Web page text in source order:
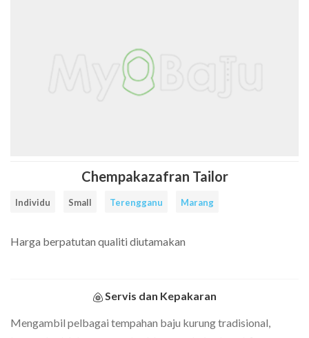
Chempakazafran Tailor
Individu Small Terengganu Marang
Harga berpatutan qualiti diutamakan
Servis dan Kepakaran
Mengambil pelbagai tempahan baju kurung tradisional,